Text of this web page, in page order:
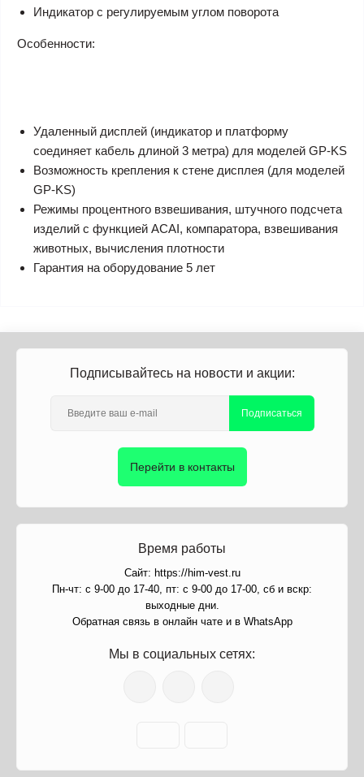
Индикатор с регулируемым углом поворота
Особенности:
Удаленный дисплей (индикатор и платформу
соединяет кабель длиной 3 метра) для моделей GP-KS
Возможность крепления к стене дисплея (для моделей
GP-KS)
Режимы процентного взвешивания, штучного подсчета
изделий с функцией ACAI, компаратора, взвешивания
животных, вычисления плотности
Гарантия на оборудование 5 лет
Подписывайтесь на новости и акции:
Подписаться
Перейти в контакты
Время работы
Сайт: https://him-vest.ru
Пн-чт: с 9-00 до 17-40, пт: с 9-00 до 17-00, сб и вскр:
выходные дни.
Обратная связь в онлайн чате и в WhatsApp
Мы в социальных сетях: